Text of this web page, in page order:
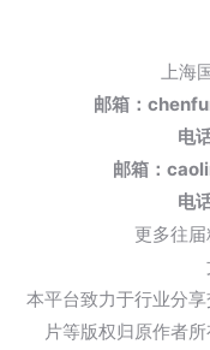
上海
邮箱：
电
邮箱：
电
更多往
本平台致力于行业分
片等版权归原作者